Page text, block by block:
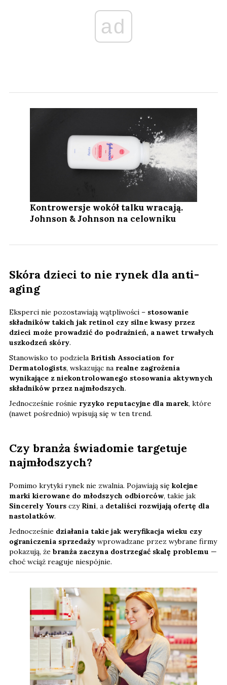
ad
Kontrowersje wokół talku wracają.
Johnson & Johnson na celowniku
Skóra dzieci to nie rynek dla anti-
aging
Eksperci nie pozostawiają wątpliwości – stosowanie
składników takich jak retinol czy silne kwasy przez
dzieci może prowadzić do podrażnień, a nawet trwałych
uszkodzeń skóry.
Stanowisko to podziela British Association for
Dermatologists, wskazując na realne zagrożenia
wynikające z niekontrolowanego stosowania aktywnych
składników przez najmłodszych.
Jednocześnie rośnie ryzyko reputacyjne dla marek, które
(nawet pośrednio) wpisują się w ten trend.
Czy branża świadomie targetuje
najmłodszych?
Pomimo krytyki rynek nie zwalnia. Pojawiają się kolejne
marki kierowane do młodszych odbiorców, takie jak
Sincerely Yours czy Rini, a detaliści rozwijają ofertę dla
nastolatków.
Jednocześnie działania takie jak weryfikacja wieku czy
ograniczenia sprzedaży wprowadzane przez wybrane firmy
pokazują, że branża zaczyna dostrzegać skalę problemu —
choć wciąż reaguje niespójnie.